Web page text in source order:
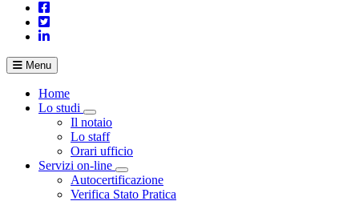
Menu
Home
Lo studi
Visualizza menù di secondo livello
Il notaio
Lo staff
Orari ufficio
Servizi on-line
Visualizza menù di secondo livello
Autocertificazione
Verifica Stato Pratica